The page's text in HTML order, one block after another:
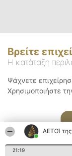
ΑΕΤΟΊ
21:19
Βρείτε
Η κατάταξη
Ψάχνετε
Χρησιμοποιήστε